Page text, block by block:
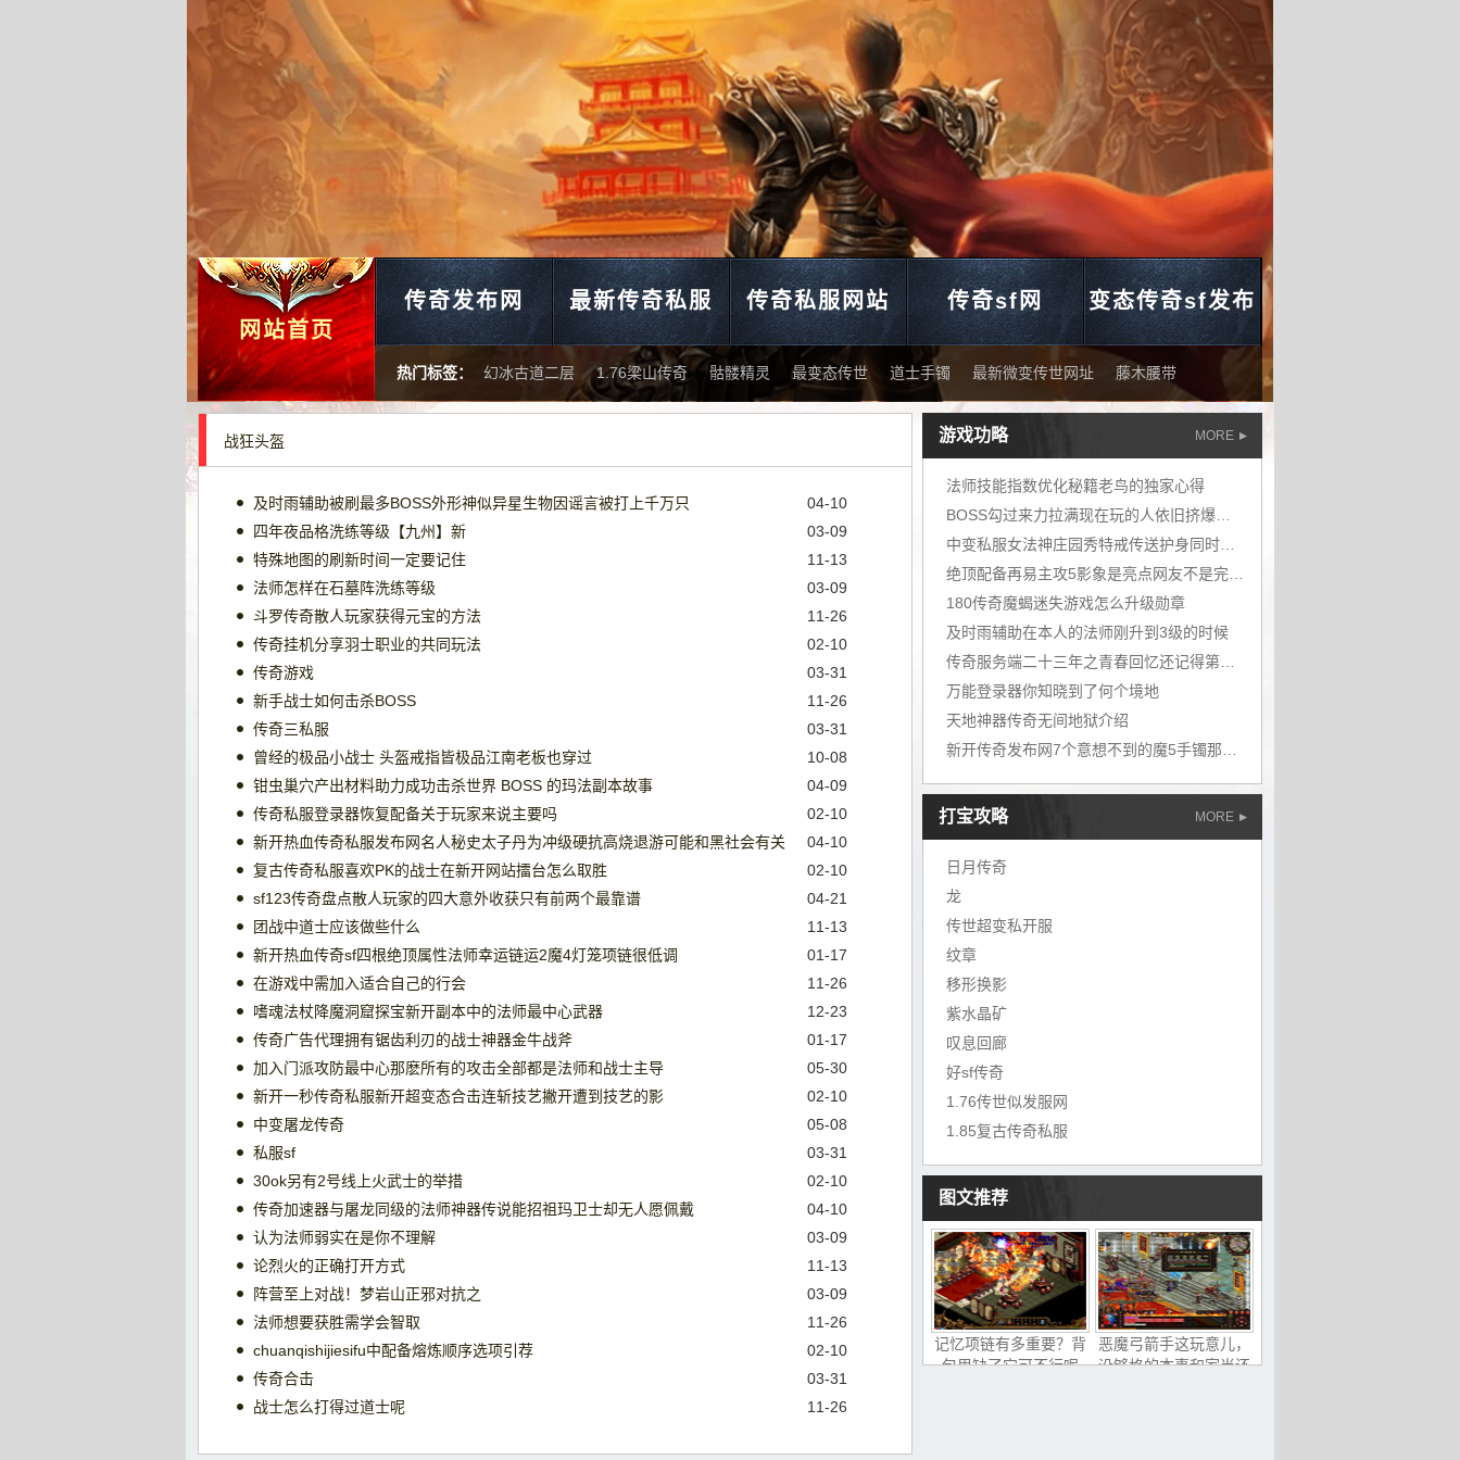
网站首页
传奇发布网 最新传奇私服 传奇私服网站 传奇sf网 变态传奇sf发布
热门标签： 幻冰古道二层 1.76梁山传奇 骷髅精灵 最变态传世 道士手镯 最新微变传世网址 藤木腰带
战狂头盔
及时雨辅助被刷最多BOSS外形神似异星生物因谣言被打上千万只
04-10
四年夜品格洗练等级【九州】新
03-09
特殊地图的刷新时间一定要记住
11-13
法师怎样在石墓阵洗练等级
03-09
斗罗传奇散人玩家获得元宝的方法
11-26
传奇挂机分享羽士职业的共同玩法
02-10
传奇游戏
03-31
新手战士如何击杀BOSS
11-26
传奇三私服
03-31
曾经的极品小战士 头盔戒指皆极品江南老板也穿过
10-08
钳虫巢穴产出材料助力成功击杀世界 BOSS 的玛法副本故事
04-09
传奇私服登录器恢复配备关于玩家来说主要吗
02-10
新开热血传奇私服发布网名人秘史太子丹为冲级硬抗高烧退游可能和黑社会有关
04-10
复古传奇私服喜欢PK的战士在新开网站擂台怎么取胜
02-10
sf123传奇盘点散人玩家的四大意外收获只有前两个最靠谱
04-21
团战中道士应该做些什么
11-13
新开热血传奇sf四根绝顶属性法师幸运链运2魔4灯笼项链很低调
01-17
在游戏中需加入适合自己的行会
11-26
嗜魂法杖降魔洞窟探宝新开副本中的法师最中心武器
12-23
传奇广告代理拥有锯齿利刃的战士神器金牛战斧
01-17
加入门派攻防最中心那麽所有的攻击全部都是法师和战士主导
05-30
新开一秒传奇私服新开超变态合击连斩技艺撇开遭到技艺的影
02-10
中变屠龙传奇
05-08
私服sf
03-31
30ok另有2号线上火武士的举措
02-10
传奇加速器与屠龙同级的法师神器传说能招祖玛卫士却无人愿佩戴
04-10
认为法师弱实在是你不理解
03-09
论烈火的正确打开方式
11-13
阵营至上对战！梦岩山正邪对抗之
03-09
法师想要获胜需学会智取
11-26
chuanqishijiesifu中配备熔炼顺序选项引荐
02-10
传奇合击
03-31
战士怎么打得过道士呢
11-26
MORE
游戏功略
法师技能指数优化秘籍老鸟的独家心得
180传奇魔蝎迷失游戏怎么升级勋章
及时雨辅助在本人的法师刚升到3级的时候
万能登录器你知晓到了何个境地
天地神器传奇无间地狱介绍
打宝攻略 MORE
日月传奇
龙
传世超变私开服
纹章
移形换影
紫水晶矿
叹息回廊
好sf传奇
1.76传世似发服网
1.85复古传奇私服
图文推荐
记忆项链有多重要？背
包里缺了它可不行呢
恶魔弓箭手这玩意儿，
没够格的本事和家当还